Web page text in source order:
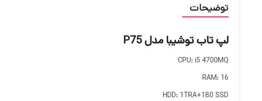
توضیحات
لپ تاب توشیبا مدل P75
CPU: i5 4700MQ
RAM: 16
HDD: 1TRA+180 SSD